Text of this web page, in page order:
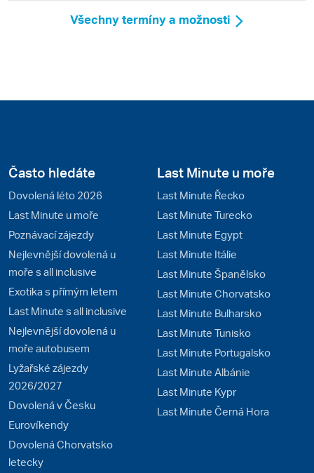
Všechny termíny a možnosti
Často hledáte
Dovolená léto 2026
Last Minute u moře
Poznávací zájezdy
Nejlevnější dovolená u
moře s all inclusive
Exotika s přímým letem
Last Minute s all inclusive
Nejlevnější dovolená u
moře autobusem
Lyžařské zájezdy
2026/2027
Dovolená v Česku
Eurovíkendy
Dovolená Chorvatsko
letecky
Last Minute u moře
Last Minute Řecko
Last Minute Turecko
Last Minute Egypt
Last Minute Itálie
Last Minute Španělsko
Last Minute Chorvatsko
Last Minute Bulharsko
Last Minute Tunisko
Last Minute Portugalsko
Last Minute Albánie
Last Minute Kypr
Last Minute Černá Hora